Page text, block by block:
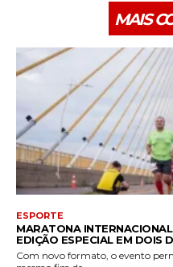
MAIS
ESPORTE
MARATONA
EDIÇÃO ESPECIAL EM DOIS
Com novo formato, o evento